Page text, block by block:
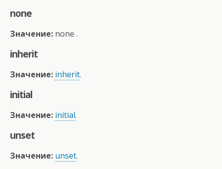
none
Значение: none .
inherit
Значение: inherit.
initial
Значение: initial.
unset
Значение: unset.